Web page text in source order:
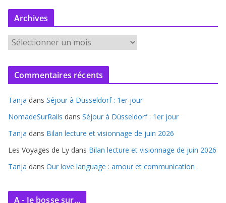
Archives
r
c
v
e
s
Commentaires récents
Tanja dans Séjour à Düsseldorf : 1er jour
NomadeSurRails dans Séjour à Düsseldorf : 1er jour
Tanja dans Bilan lecture et visionnage de juin 2026
Les Voyages de Ly dans Bilan lecture et visionnage de juin 2026
Tanja dans Our love language : amour et communication
A - Je bosse sur...